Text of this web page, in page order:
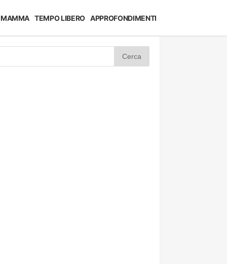
MAMMA TEMPO LIBERO APPROFONDIMENTI